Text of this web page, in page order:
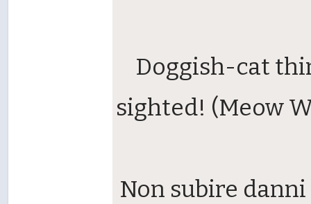
Doggish-cat
sighted! (Meow
Non subire